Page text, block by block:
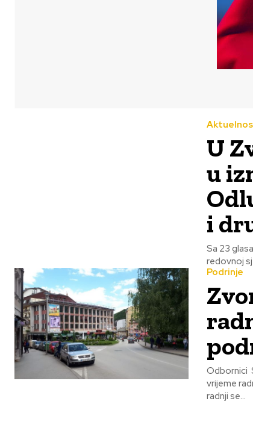
U
u
i
Sa 23
redovnoj
Podrinje
Odbornici
vrijeme
radnji se...